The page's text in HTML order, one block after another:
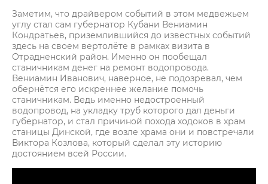
Заметим, что драйвером событий в этом медвежьем
углу стал сам губернатор Кубани Вениамин
Кондратьев, приземлившийся до известных событий
здесь на своем вертолёте в рамках визита в
Отрадненский район. Именно он пообещал
станичникам денег на ремонт водопровода.
Вениамин Иванович, наверное, не подозревал, чем
обернётся его искреннее желание помочь
станичникам. Ведь именно недостроенный
водопровод, на укладку труб которого дал деньги
губернатор, и стал причиной похода ходоков в храм
станицы Динской, где возле храма они и повстречали
Виктора Козлова, который сделал эту историю
достоянием всей России.